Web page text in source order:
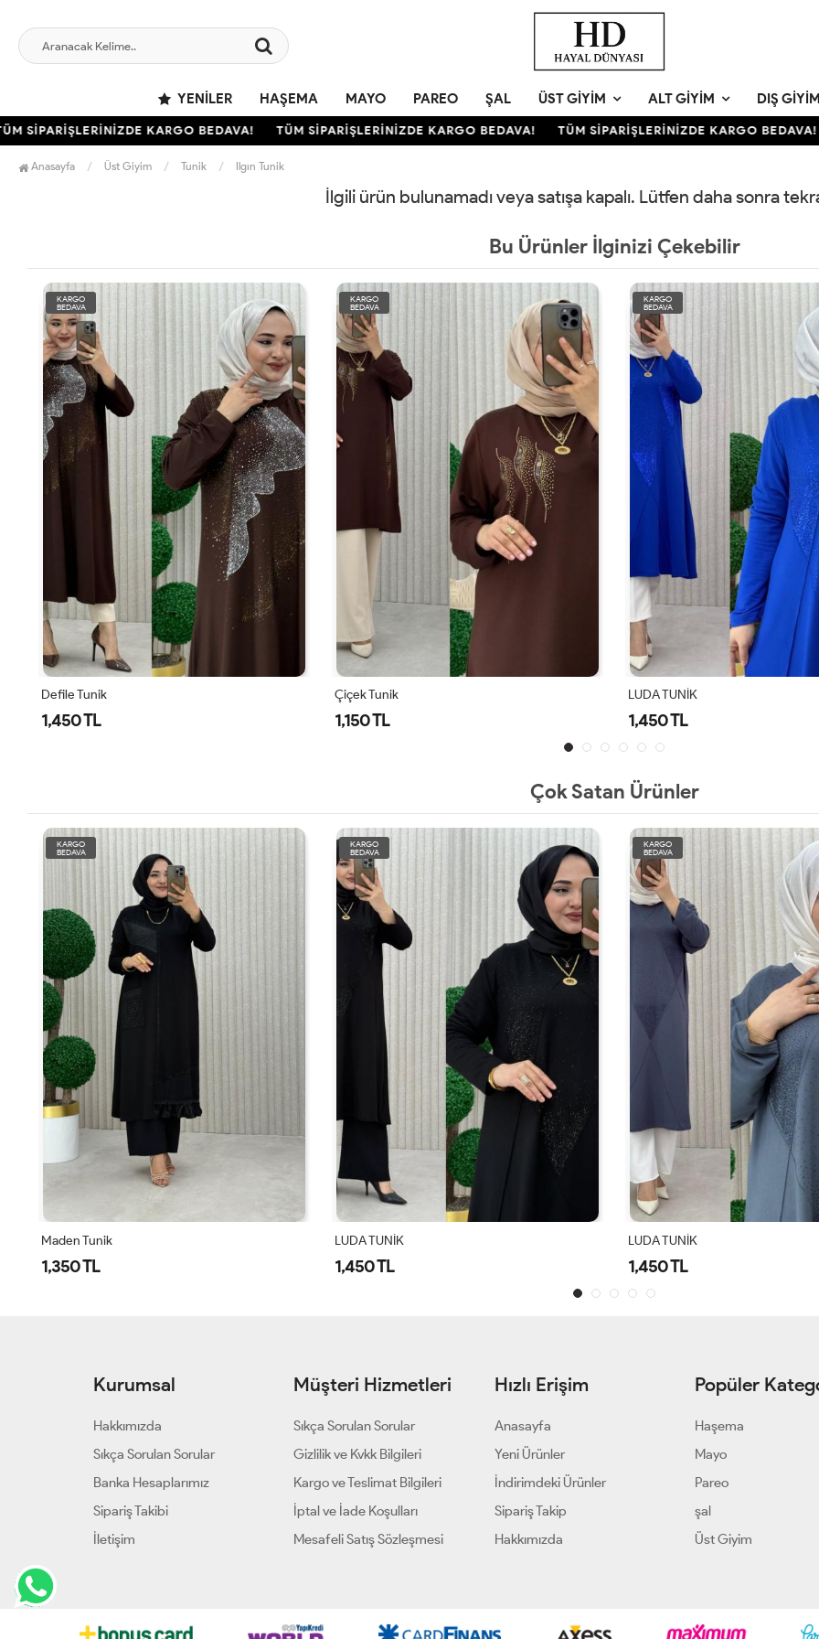
YENILER HAŞEMA MAYO PAREO ŞAL ÜST GIYIM ALT GIYIM DIŞ GIYIM
SİPARİŞLERİNİZDE KARGO BEDAVA! TÜM SİPARİŞLERİNİZDE KARGO BEDAVA! TÜM SİPARİŞLERİNİZDE KARGO BEDAVA!
Anasayfa Üst Giyim Tunik Ilgın Tunik
İlgili ürün bulunamadı veya satışa kapalı. Lütfen daha sonra
Bu Ürünler İlginizi Çekebilir
KARGO
BEDAVA
Defile Tunik
1,450 TL
KARGO
BEDAVA
Çiçek Tunik
1,150 TL
KARGO
BEDAVA
LUDA TUNİK
1,450 TL
Çok Satan Ürünler
KARGO
BEDAVA
Maden Tunik
1,350 TL
KARGO
BEDAVA
LUDA TUNİK
1,450 TL
KARGO
BEDAVA
LUDA TUNİK
1,450 TL
Kurumsal
Hakkımızda
Sıkça Sorulan Sorular
Banka Hesaplarımız
Sipariş Takibi
İletişim
Müşteri Hizmetleri
Sıkça Sorulan Sorular
Gizlilik ve Kvkk Bilgileri
Kargo ve Teslimat Bilgileri
İptal ve İade Koşulları
Mesafeli Satış Sözleşmesi
Hızlı Erişim
Anasayfa
Yeni Ürünler
İndirimdeki Ürünler
Sipariş Takip
Hakkımızda
Popüler
Haşema
Mayo
Pareo
şal
Üst Giyim